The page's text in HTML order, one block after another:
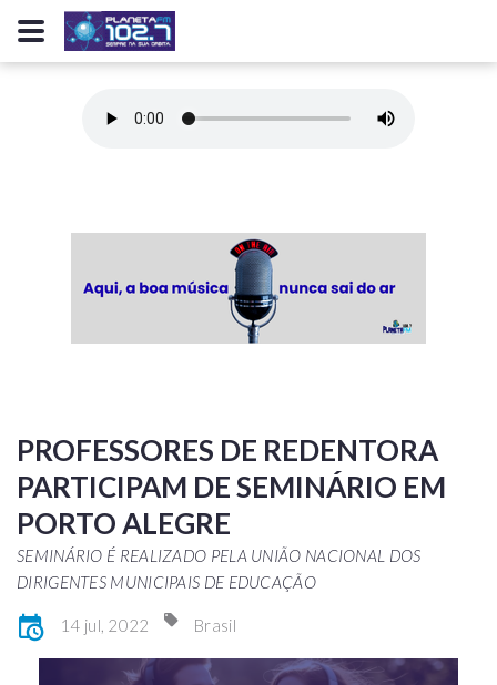
PROFESSORES DE REDENTORA
PARTICIPAM DE SEMINÁRIO EM
PORTO ALEGRE
SEMINÁRIO É REALIZADO PELA UNIÃO NACIONAL DOS
DIRIGENTES MUNICIPAIS DE EDUCAÇÃO
14 jul, 2022 Brasil